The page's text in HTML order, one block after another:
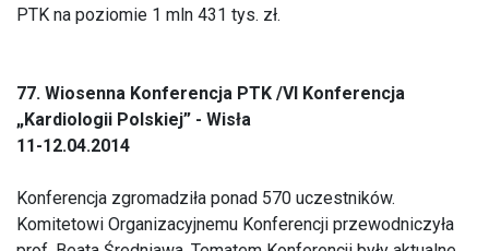
PTK na poziomie 1 mln 431 tys. zł.
77. Wiosenna Konferencja PTK /VI Konferencja
„Kardiologii Polskiej” - Wisła
11-12.04.2014
Konferencja zgromadziła ponad 570 uczestników.
Komitetowi Organizacyjnemu Konferencji przewodniczyła